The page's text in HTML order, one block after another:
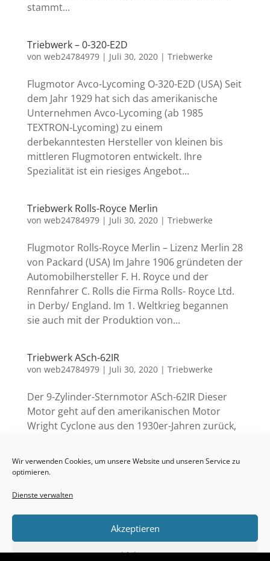
Wir verwenden Cookies, um unsere Website und unseren Service zu
optimieren.
Dienste verwalten
Akzeptieren
Ablehnen
stammt...
Triebwerk – 0-320-E2D
von web24784979| Juli 30, 2020| Triebwerke
Flugmotor Avco-Lycoming O-320-E2D (USA) Seit
dem Jahr 1929 hat sich das amerikanische
Unternehmen Avco-Lycoming (ab 1985
TEXTRON-Lycoming) zu einem
derbekanntesten Hersteller von kleinen bis
mittleren Flugmotoren entwickelt. Ihre
Spezialität ist ein riesiges Angebot...
Triebwerk Rolls-Royce Merlin
von web24784979| Juli 30, 2020| Triebwerke
Flugmotor Rolls-Royce Merlin – Lizenz Merlin 28
von Packard (USA) Im Jahre 1906 gründeten der
Automobilhersteller F. H. Royce und der
Rennfahrer C. Rolls die Firma Rolls- Royce Ltd.
in Derby/ England. Im 1. Weltkrieg begannen
sie auch mit der Produktion von...
Triebwerk ASch-62IR
von web24784979| Juli 30, 2020| Triebwerke
Der 9-Zylinder-Sternmotor ASch-62IR Dieser
Motor geht auf den amerikanischen Motor
Wright Cyclone aus den 1930er-Jahren zurück,
Konstruktionsbüro Arkadij D. Schwezow wurde